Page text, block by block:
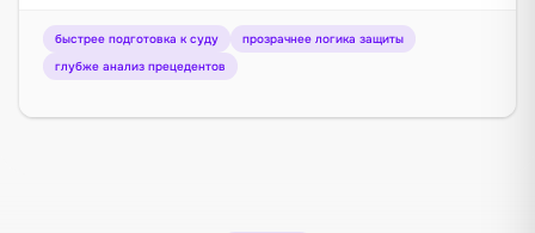
быстрее подготовка к суду
прозрачнее логика защиты
глубже анализ прецедентов